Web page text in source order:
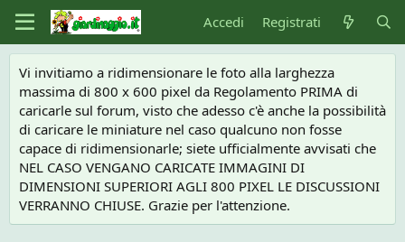
Accedi Registrati
Vi invitiamo a ridimensionare le foto alla larghezza
massima di 800 x 600 pixel da Regolamento PRIMA di
caricarle sul forum, visto che adesso c'è anche la possibilità
di caricare le miniature nel caso qualcuno non fosse
capace di ridimensionarle; siete ufficialmente avvisati che
NEL CASO VENGANO CARICATE IMMAGINI DI
DIMENSIONI SUPERIORI AGLI 800 PIXEL LE DISCUSSIONI
VERRANNO CHIUSE. Grazie per l'attenzione.